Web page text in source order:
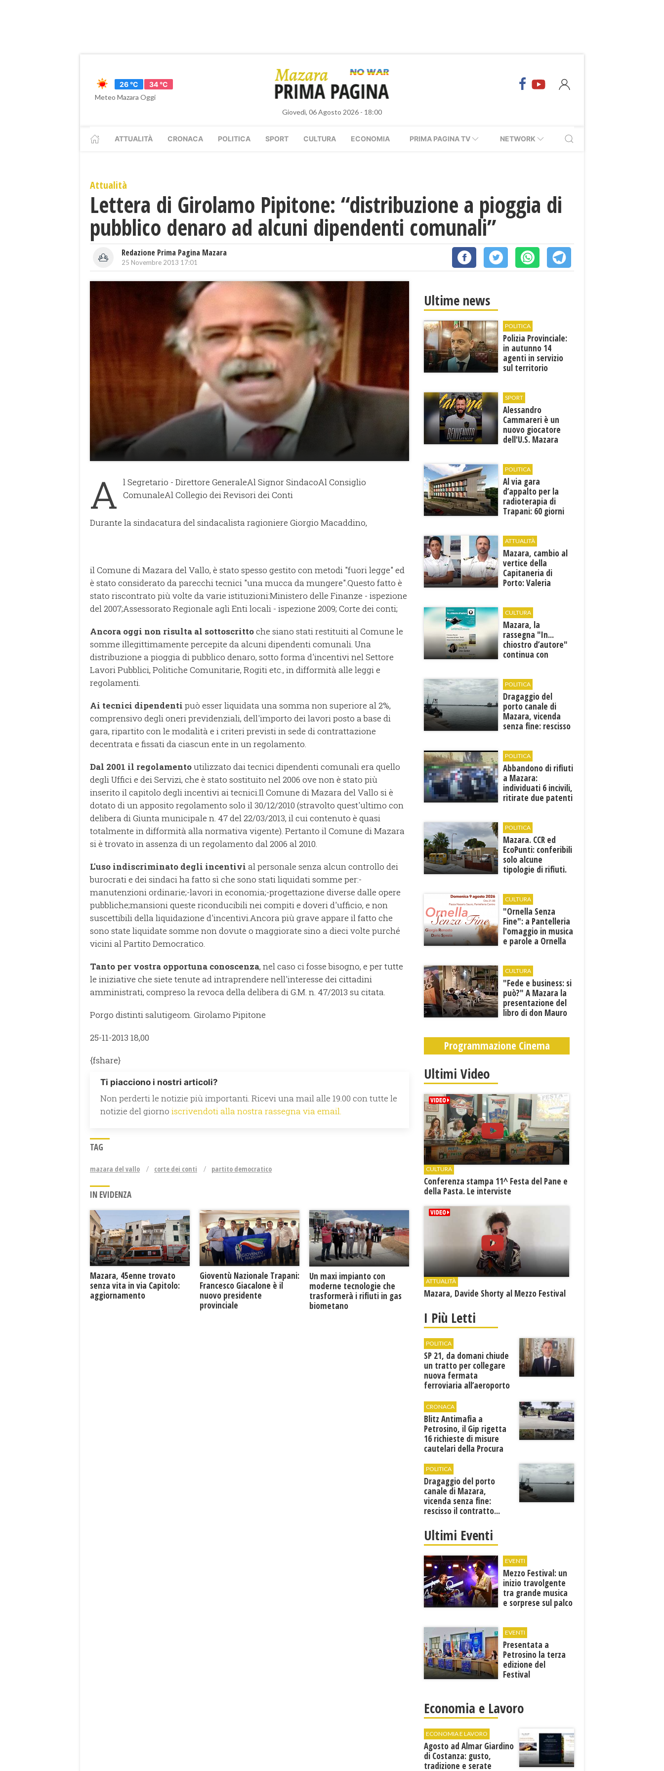
26 °C
34 °C
Meteo Mazara Oggi
Giovedì, 06 Agosto 2026 - 18:00
ATTUALITÀ CRONACA POLITICA SPORT CULTURA ECONOMIA PRIMA PAGINA TV NETWORK
Attualità
Lettera di Girolamo Pipitone: “distribuzione a pioggia di
pubblico denaro ad alcuni dipendenti comunali”
Redazione Prima Pagina Mazara
25 Novembre 2013 17:01
A l Segretario - Direttore GeneraleAl Signor SindacoAl Consiglio
ComunaleAl Collegio dei Revisori dei Conti
Durante la sindacatura del sindacalista ragioniere Giorgio Macaddino,
il Comune di Mazara del Vallo, è stato spesso gestito con metodi "fuori legge" ed
è stato considerato da parecchi tecnici "una mucca da mungere".Questo fatto è
stato riscontrato più volte da varie istituzioni:Ministero delle Finanze - ispezione
del 2007;Assessorato Regionale agli Enti locali - ispezione 2009; Corte dei conti;
Ancora oggi non risulta al sottoscrittoche siano stati restituiti al Comune le
somme illegittimamente percepite da alcuni dipendenti comunali. Una
distribuzione a pioggia di pubblico denaro, sotto forma d'incentivi nel Settore
Lavori Pubblici, Politiche Comunitarie, Rogiti etc., in difformità alle leggi e
regolamenti.
Ai tecnici dipendenti può esser liquidata una somma non superiore al 2%,
comprensivo degli oneri previdenziali, dell'importo dei lavori posto a base di
gara, ripartito con le modalità e i criteri previsti in sede di contrattazione
decentrata e fissati da ciascun ente in un regolamento.
Dal 2001 il regolamentoutilizzato dai tecnici dipendenti comunali era quello
degli Uffici e dei Servizi, che è stato sostituito nel 2006 ove non è stato più
inserito il capitolo degli incentivi ai tecnici.Il Comune di Mazara del Vallo si è
dotato di un apposito regolamento solo il 30/12/2010 (stravolto quest'ultimo con
delibera di Giunta municipale n. 47 del 22/03/2013, il cui contenuto è quasi
totalmente in difformità alla normativa vigente). Pertanto il Comune di Mazara
si è trovato in assenza di un regolamento dal 2006 al 2010.
L'uso indiscriminato degli incentivi al personale senza alcun controllo dei
burocrati e dei sindaci ha fatto sì che sono stati liquidati somme per:-
manutenzioni ordinarie;-lavori in economia;-progettazione diverse dalle opere
pubbliche;mansioni queste riconducibili nei compiti e doveri d'ufficio, e non
suscettibili della liquidazione d'incentivi.Ancora più grave appare il fatto che
sono state liquidate somme non dovute o maggiorate sino a dieci volte purché
vicini al Partito Democratico.
Tanto per vostra opportuna conoscenza, nel caso ci fosse bisogno, e per tutte
le iniziative che siete tenute ad intraprendere nell'interesse dei cittadini
amministrati, compreso la revoca della delibera di G.M. n. 47/2013 su citata.
Porgo distinti salutigeom. Girolamo Pipitone
25-11-2013 18,00
{fshare}
Ti piacciono i nostri articoli?
Non perderti le notizie più importanti. Ricevi una mail alle 19.00 con tutte le
notizie del giorno iscrivendoti alla nostra rassegna via email.
TAG
mazara del vallo corte dei conti partito democratico
IN EVIDENZA
Mazara, 45enne trovato
senza vita in via Capitolo:
aggiornamento
Gioventù Nazionale Trapani:
Francesco Giacalone è il
nuovo presidente
provinciale
Un maxi impianto con
moderne tecnologie che
trasformerà i rifiuti in gas
biometano
Ultime news
POLITICA
Polizia Provinciale:
in autunno 14
agenti in servizio
sul territorio
SPORT
Alessandro
Cammareri è un
nuovo giocatore
dell'U.S. Mazara
POLITICA
Al via gara
d’appalto per la
radioterapia di
Trapani: 60 giorni
ATTUALITÀ
Mazara, cambio al
vertice della
Capitaneria di
Porto: Valeria
CULTURA
Mazara, la
rassegna "In...
chiostro d’autore"
continua con
POLITICA
Dragaggio del
porto canale di
Mazara, vicenda
senza fine: rescisso
POLITICA
Abbandono di rifiuti
a Mazara:
individuati 6 incivili,
ritirate due patenti
POLITICA
Mazara. CCR ed
EcoPunti: conferibili
solo alcune
tipologie di rifiuti.
CULTURA
​"Ornella Senza
Fine": a Pantelleria
l'omaggio in musica
e parole a Ornella
CULTURA
"Fede e business: si
può?" A Mazara la
presentazione del
libro di don Mauro
Programmazione Cinema
Ultimi Video
CULTURA
Conferenza stampa 11^ Festa del Pane e
della Pasta. Le interviste
ATTUALITÀ
Mazara, Davide Shorty al Mezzo Festival
I Più Letti
POLITICA
SP 21, da domani chiude
un tratto per collegare
nuova fermata
ferroviaria all’aeroporto
CRONACA
Blitz Antimafia a
Petrosino, il Gip rigetta
16 richieste di misure
cautelari della Procura
POLITICA
Dragaggio del porto
canale di Mazara,
vicenda senza fine:
rescisso il contratto...
Ultimi Eventi
EVENTI
Mezzo Festival: un
inizio travolgente
tra grande musica
e sorprese sul palco
EVENTI
Presentata a
Petrosino la terza
edizione del
Festival
"Voci dal
Mediterraneo"
Economia e Lavoro
ECONOMIA E LAVORO
Agosto ad Almar Giardino
di Costanza: gusto,
tradizione e serate